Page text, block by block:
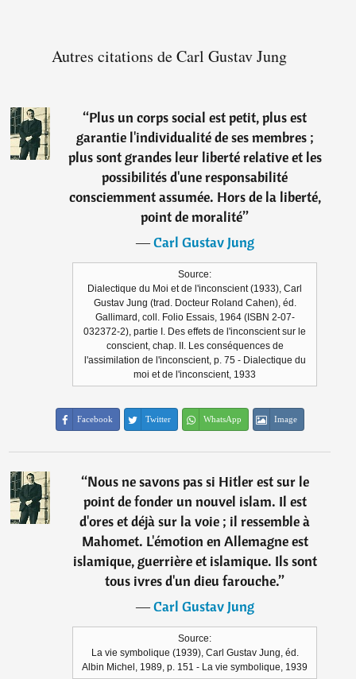
Autres citations de Carl Gustav Jung
“Plus un corps social est petit, plus est
garantie l'individualité de ses membres ;
plus sont grandes leur liberté relative et les
possibilités d'une responsabilité
consciemment assumée. Hors de la liberté,
point de moralité”
―Carl Gustav Jung
Source:
Dialectique du Moi et de l'inconscient (1933), Carl
Gustav Jung (trad. Docteur Roland Cahen), éd.
Gallimard, coll. Folio Essais, 1964 (ISBN 2-07-
032372-2), partie I. Des effets de l'inconscient sur le
conscient, chap. II. Les conséquences de
l'assimilation de l'inconscient, p. 75 - Dialectique du
moi et de l'inconscient, 1933
Facebook Twitter WhatsApp Image
“Nous ne savons pas si Hitler est sur le
point de fonder un nouvel islam. Il est
d'ores et déjà sur la voie ; il ressemble à
Mahomet. L'émotion en Allemagne est
islamique, guerrière et islamique. Ils sont
tous ivres d'un dieu farouche.”
―Carl Gustav Jung
Source:
La vie symbolique (1939), Carl Gustav Jung, éd.
Albin Michel, 1989, p. 151 - La vie symbolique, 1939